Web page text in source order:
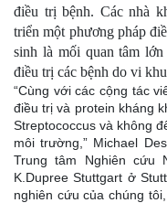
điều trị bệnh. Các nhà
triển một phương pháp
sinh là mối quan tâm
điều trị các bệnh do vi
“Cùng với các cộng tác
điều trị và protein kháng
Streptococcus và không
môi trường,” Michael
Trung tâm Nghiên cứu
K.Dupree Stuttgart ở
nghiên cứu của chúng